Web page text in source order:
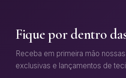
Fique por dentro
Receba em primeira mão
exclusivas e lançamentos de